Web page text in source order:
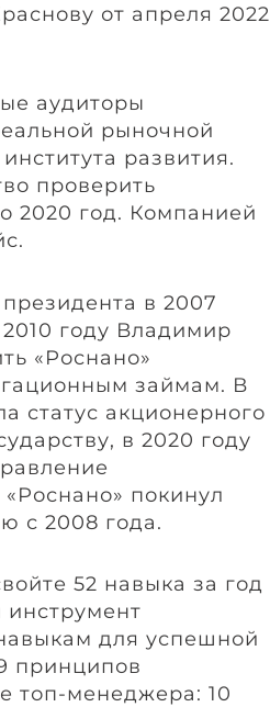
от апреля 2022
аудиторы
рыночной
развития.
проверить
2020 год. Компанией
в 2007
году Владимир
«Роснано»
займам. В
статус акционерного
в 2020 году
покинул
с 2008 года.
52 навыка за год
для успешной
принципов
топ-менеджера: 10